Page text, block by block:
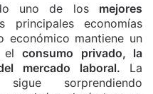
uno de los mejores
principales economías
económico mantiene un
elconsumo privado, la
mercado laboral. La
sorprendiendo